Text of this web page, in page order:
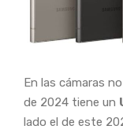
En las cámaras
de 2024 tiene un
lado el de este